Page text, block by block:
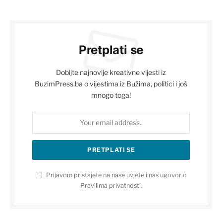
Pretplati se
Dobijte najnovije kreativne vijesti iz
BuzimPress.ba o vijestima iz Bužima, politici i još
mnogo toga!
Prijavom pristajete na naše uvjete i naš ugovor o
Pravilima privatnosti.